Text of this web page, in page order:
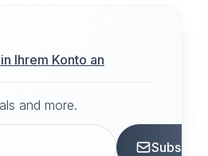
Ihrem Konto an
and more.